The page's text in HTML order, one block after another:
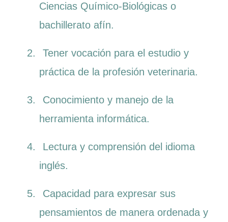
Ciencias Químico-Biológicas o
bachillerato afín.
2.
Tener vocación para el estudio y
práctica de la profesión veterinaria.
3.
Conocimiento y manejo de la
herramienta informática.
4.
Lectura y comprensión del idioma
inglés.
5.
Capacidad para expresar sus
pensamientos de manera ordenada y